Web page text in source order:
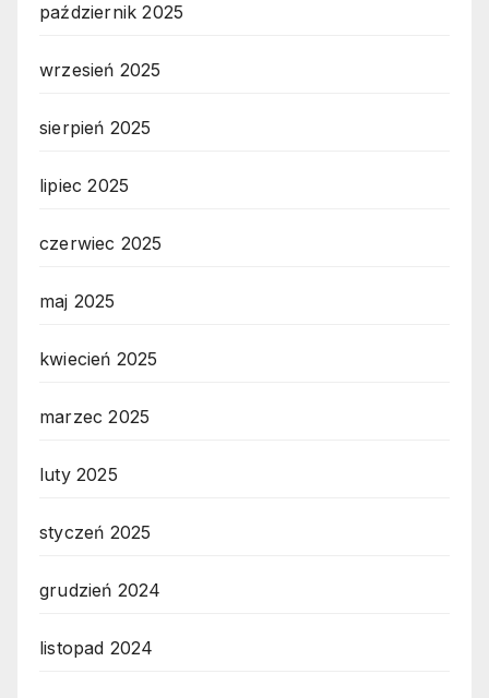
październik 2025
wrzesień 2025
sierpień 2025
lipiec 2025
czerwiec 2025
maj 2025
kwiecień 2025
marzec 2025
luty 2025
styczeń 2025
grudzień 2024
listopad 2024